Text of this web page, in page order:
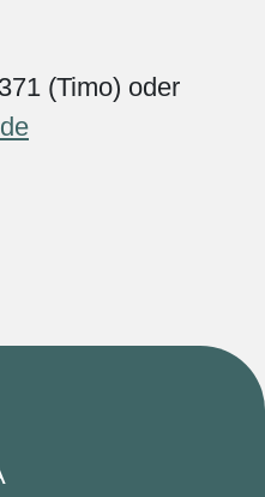
(Timo) oder